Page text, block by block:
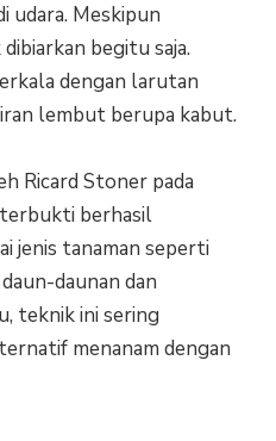
udara. Meskipun
begitu saja.
dengan larutan
lembut berupa kabut.
Ricard Stoner pada
berhasil
jenis tanaman seperti
daunan dan
teknik ini sering
menanam dengan